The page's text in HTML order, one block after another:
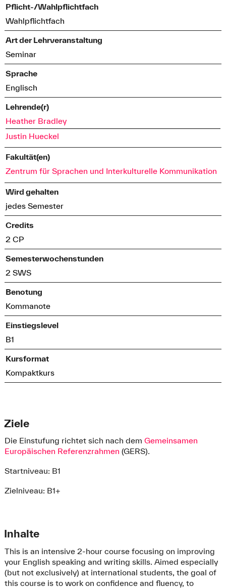
Pflicht-/Wahlpflichtfach
Wahlpflichtfach
Art der Lehrveranstaltung
Seminar
Sprache
Englisch
Lehrende(r)
Heather Bradley
Justin Hueckel
Fakultät(en)
Zentrum für Sprachen und Interkulturelle Kommunikation
Wird gehalten
jedes Semester
Credits
2 CP
Semesterwochenstunden
2 SWS
Benotung
Kommanote
Einstiegslevel
B1
Kursformat
Kompaktkurs
Ziele
Die Einstufung richtet sich nach dem Gemeinsamen
Europäischen Referenzrahmen (GERS).
Startniveau: B1
Zielniveau: B1+
Inhalte
This is an intensive 2-hour course focusing on improving
your English speaking and writing skills. Aimed especially
(but not exclusively) at international students, the goal of
this course is to work on confidence and fluency, to